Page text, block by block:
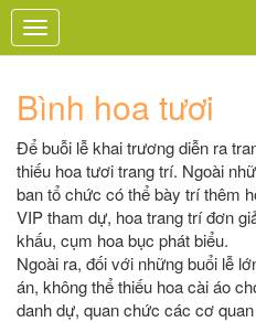
Toggle
navigation
Bình hoa tươi
Để buỗi lễ khai trương diễn ra
thiếu hoa tươi trang trí. Ngoài
ban tổ chức có thể bày trí thêm
VIP tham dự, hoa trang trí đơn
khấu, cụm hoa bục phát biểu.
Ngoài ra, đối với những buổi lễ
án, không thể thiếu hoa cài áo
danh dự, quan chức các cơ